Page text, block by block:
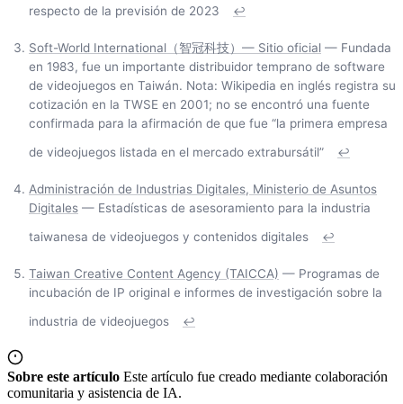
respecto de la previsión de 2023
↩
Soft-World International（智冠科技）— Sitio oficial — Fundada
en 1983, fue un importante distribuidor temprano de software
de videojuegos en Taiwán. Nota: Wikipedia en inglés registra su
cotización en la TWSE en 2001; no se encontró una fuente
confirmada para la afirmación de que fue “la primera empresa
de videojuegos listada en el mercado extrabursátil”
↩
Administración de Industrias Digitales, Ministerio de Asuntos
Digitales — Estadísticas de asesoramiento para la industria
taiwanesa de videojuegos y contenidos digitales
↩
Taiwan Creative Content Agency (TAICCA) — Programas de
incubación de IP original e informes de investigación sobre la
industria de videojuegos
↩
Sobre este artículo Este artículo fue creado mediante colaboración
comunitaria y asistencia de IA.